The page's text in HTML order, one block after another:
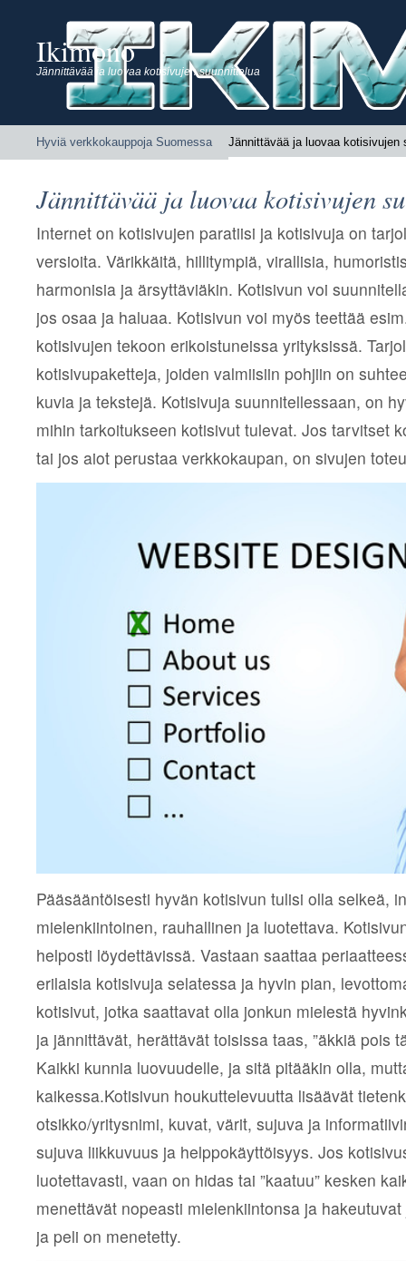
Ikimono
Jännittävää ja luovaa kotisivujen suunnittelua
Hyviä verkkokauppoja Suomessa Jännittävää ja luovaa kotisivujen
Jännittävää ja luovaa kotisivujen
Internet on kotisivujen paratiisi ja kotisivuja on
versioita. Värikkäitä, hillitympiä, virallisia,
harmonisia ja ärsyttäviäkin. Kotisivun voi
jos osaa ja haluaa. Kotisivun voi myös teettää
kotisivujen tekoon erikoistuneissa yrityksissä.
kotisivupaketteja, joiden valmiisiin pohjiin on
kuvia ja tekstejä. Kotisivuja suunnitellessaan, on
mihin tarkoitukseen kotisivut tulevat. Jos tarvitset
tai jos aiot perustaa verkkokaupan, on sivujen
Pääsääntöisesti hyvän kotisivun tulisi olla selkeä,
mielenkiintoinen, rauhallinen ja luotettava.
helposti löydettävissä. Vastaan saattaa
erilaisia kotisivuja selatessa ja hyvin pian,
kotisivut, jotka saattavat olla jonkun mielestä
ja jännittävät, herättävät toisissa taas, ”äkkiä pois
Kaikki kunnia luovuudelle, ja sitä pitääkin olla,
kaikessa.Kotisivun houkuttelevuutta lisäävät
otsikko/yritysnimi, kuvat, värit, sujuva ja
sujuva liikkuvuus ja helppokäyttöisyys. Jos
luotettavasti, vaan on hidas tai ”kaatuu” kesken
menettävät nopeasti mielenkiintonsa ja
ja peli on menetetty.